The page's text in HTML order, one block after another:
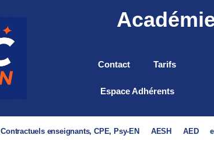
Contact Tarifs
Espace Adhérents
Contractuels enseignants, CPE, Psy-EN AESH AED